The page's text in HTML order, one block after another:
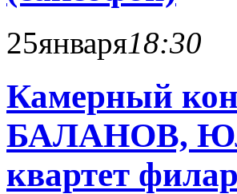
25января18:30
Камерный
БАЛАНОВ,
квартет